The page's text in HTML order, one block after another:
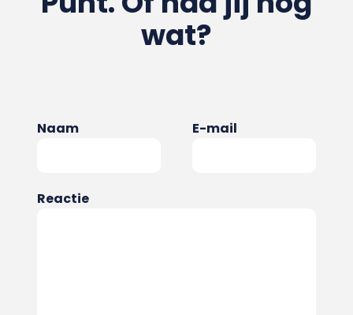
wat?
Naam E-mail
Reactie